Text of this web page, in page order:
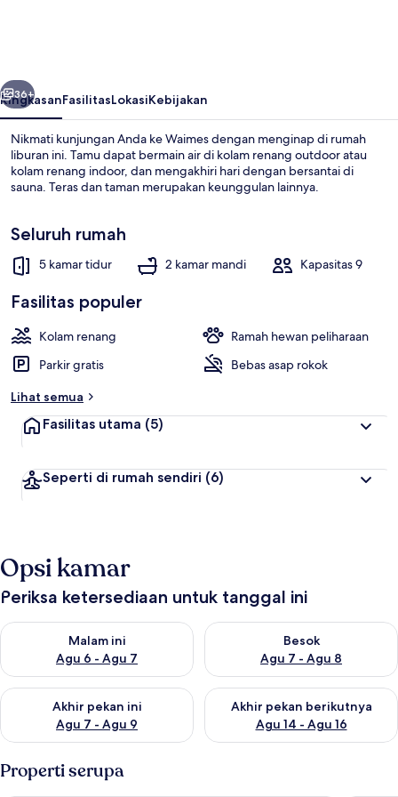
Swimming
Pool
Berikutnya
36+
RingkasanFasilitasLokasiKebijakan
Nikmati kunjungan Anda ke Waimes dengan menginap di rumah
liburan ini. Tamu dapat bermain air di kolam renang outdoor atau
kolam renang indoor, dan mengakhiri hari dengan bersantai di
sauna. Teras dan taman merupakan keunggulan lainnya.
Seluruh rumah
5 kamar tidur 2 kamar mandi Kapasitas 9
Fasilitas populer
Kolam renang
Ramah hewan peliharaan
Parkir gratis
Bebas asap rokok
Lihat semua
Fasilitas utama (5)
Seperti di rumah sendiri (6)
Opsi kamar
Periksa ketersediaan untuk tanggal ini
Malam ini
Agu 6 - Agu 7
Periksa ketersediaan untuk malam ini Agu 6 - Agu 7
Besok
Agu 7 - Agu 8
Periksa ketersediaan untuk
Akhir pekan ini
Agu 7 - Agu 9
Periksa ketersediaan untuk akhir pekan ini Agu 7 - Agu 9
Akhir pekan berikutnya
Agu 14 - Agu 16
Periksa ketersediaan untuk
Properti serupa